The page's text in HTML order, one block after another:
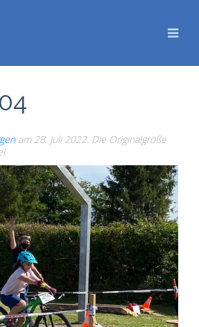
am 28. Juli 2022. Die Originalgröße